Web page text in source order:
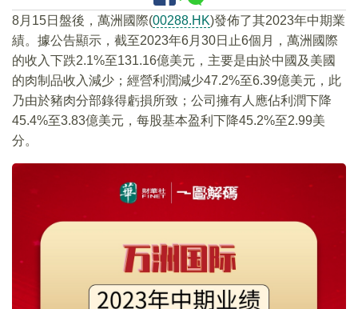
8月15日盤後，萬洲國際(00288.HK)發佈了其2023年中期業
績。據公告顯示，截至2023年6月30日止6個月，萬洲國際
的收入下跌2.1%至131.16億美元，主要是由於中國及美國
的肉制品收入減少；經營利潤減少47.2%至6.39億美元，此
乃由於豬肉分部錄得虧損所致；公司擁有人應佔利潤下降
45.4%至3.83億美元，每股基本盈利下降45.2%至2.99美
分。